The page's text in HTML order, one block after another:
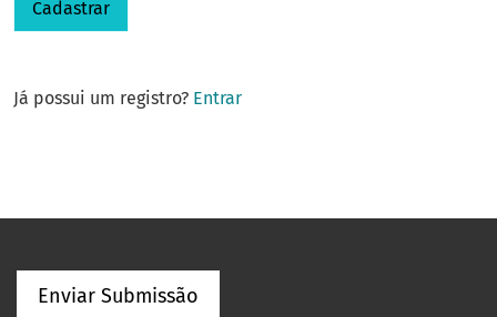
Cadastrar
Já possui um registro? Entrar
Enviar Submissão